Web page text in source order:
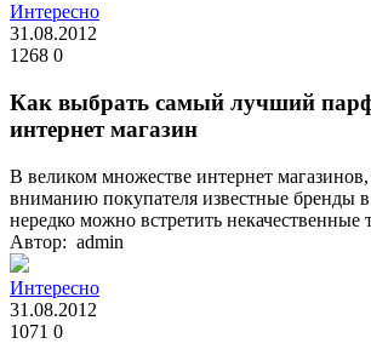
Интересно
31.08.2012
1268 0
Как выбрать самый лучший
интернет магазин
В великом множестве интернет
вниманию покупателя известные бренды
нередко можно встретить некачественные
Автор: admin
Интересно
31.08.2012
1071 0